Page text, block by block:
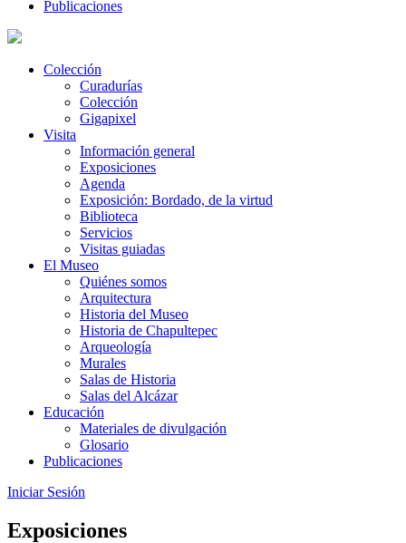
Publicaciones
Colección
Curadurías
Colección
Gigapixel
Visita
Información general
Exposiciones
Agenda
Exposición: Bordado, de la virtud
Biblioteca
Servicios
Visitas guiadas
El Museo
Quiénes somos
Arquitectura
Historia del Museo
Historia de Chapultepec
Arqueología
Murales
Salas de Historia
Salas del Alcázar
Educación
Materiales de divulgación
Glosario
Publicaciones
Iniciar Sesión
Exposiciones